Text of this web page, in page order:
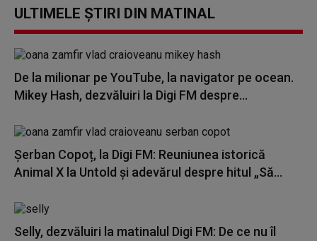
ULTIMELE ȘTIRI DIN MATINAL
De la milionar pe YouTube, la navigator pe ocean.
Mikey Hash, dezvăluiri la Digi FM despre...
Șerban Copoț, la Digi FM: Reuniunea istorică
Animal X la Untold și adevărul despre hitul „Să...
Selly, dezvăluiri la matinalul Digi FM: De ce nu îl